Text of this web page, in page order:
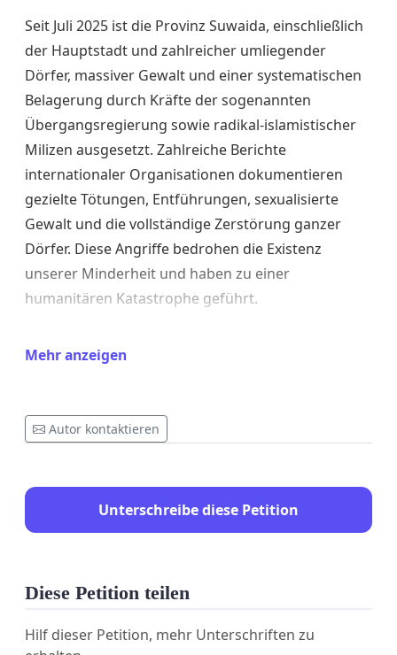
Seit Juli 2025 ist die Provinz Suwaida, einschließlich
der Hauptstadt und zahlreicher umliegender
Dörfer, massiver Gewalt und einer systematischen
Belagerung durch Kräfte der sogenannten
Übergangsregierung sowie radikal-islamistischer
Milizen ausgesetzt. Zahlreiche Berichte
internationaler Organisationen dokumentieren
gezielte Tötungen, Entführungen, sexualisierte
Gewalt und die vollständige Zerstörung ganzer
Dörfer. Diese Angriffe bedrohen die Existenz
unserer Minderheit und haben zu einer
humanitären Katastrophe geführt.
drusischen Gemeinschaft sowie von
sich für den Schutz von Menschenrechten und
humanitäre Hilfe einsetzen.
Bundestag und die Bundesregierung:
1. Politische Unterstützung und internationaler
· Klare Verurteilung der ethnisch motivierten
Gewaltakte und der Menschenrechtsverletzungen
Mehr anzeigen
Autor kontaktieren
Unterschreibe diese Petition
Diese Petition teilen
Hilf dieser Petition, mehr Unterschriften zu